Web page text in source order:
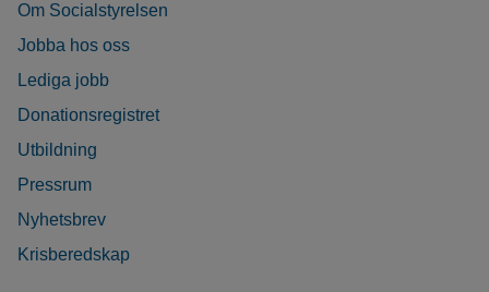
Om Socialstyrelsen
Jobba hos oss
Lediga jobb
Donationsregistret
Utbildning
Pressrum
Nyhetsbrev
Krisberedskap